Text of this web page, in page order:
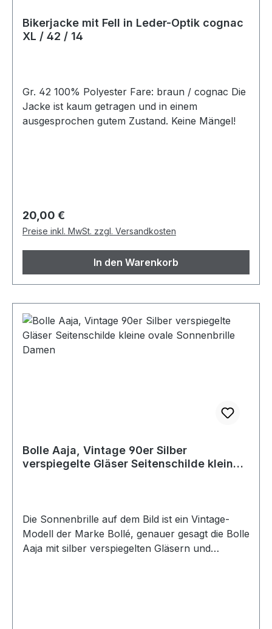
Bikerjacke mit Fell in Leder-Optik cognac
XL / 42 / 14
Gr. 42 100% Polyester Fare: braun / cognac Die
Jacke ist kaum getragen und in einem
ausgesprochen gutem Zustand. Keine Mängel!
Regulärer Preis:
20,00 €
Preise inkl. MwSt. zzgl. Versandkosten
In den Warenkorb
Bolle Aaja, Vintage 90er Silber
verspiegelte Gläser Seitenschilde kleine
Die Sonnenbrille auf dem Bild ist ein Vintage-
Modell der Marke Bollé, genauer gesagt die Bolle
Aaja mit silber verspiegelten Gläsern und